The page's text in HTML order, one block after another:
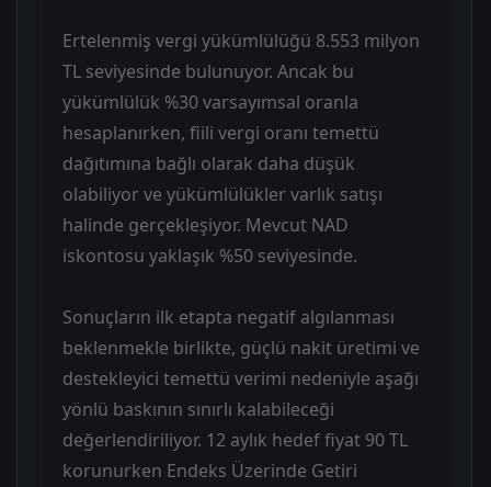
Ertelenmiş vergi yükümlülüğü 8.553 milyon
TL seviyesinde bulunuyor. Ancak bu
yükümlülük %30 varsayımsal oranla
hesaplanırken, fiili vergi oranı temettü
dağıtımına bağlı olarak daha düşük
olabiliyor ve yükümlülükler varlık satışı
halinde gerçekleşiyor. Mevcut NAD
iskontosu yaklaşık %50 seviyesinde.
Sonuçların ilk etapta negatif algılanması
beklenmekle birlikte, güçlü nakit üretimi ve
destekleyici temettü verimi nedeniyle aşağı
yönlü baskının sınırlı kalabileceği
değerlendiriliyor. 12 aylık hedef fiyat 90 TL
korunurken Endeks Üzerinde Getiri